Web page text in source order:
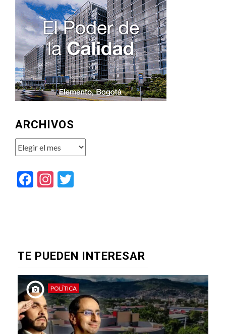
ARCHIVOS
Archivos
Facebook
Instagram
TE PUEDEN INTERESAR
POLÍTICA